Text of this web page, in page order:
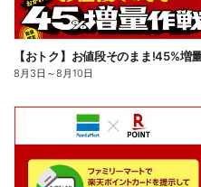
8月3日 ～8月10日